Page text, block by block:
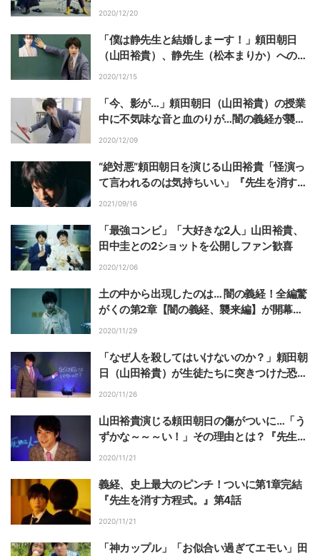
い！」の声
2020/12/20
「僕は静先生と結婚しまーす！」頼田朝日
（山田裕貴）、静先生（松本まりか）への思
いが爆発！？『先生を消す方程式。』フライ
2020/12/15
「今、影が…」頼田朝日（山田裕貴）の授業
中に不気味な音と血のりが…闇の義経が襲い
に？『先生を消す方程式。』フライングドラ
2020/12/09
“絶対悪”頼田朝日を演じる山田裕貴「怪演っ
て言われるのは気持ちいい」『先生を消す方
程式。』インタビュー
2021/09/16
「最強コンビ」「大好きな2人」山田裕貴、
田中圭との2ショットを公開しファン歓喜
2020/12/06
土の中から出現したのは… 闇の義経！全編驚
がくの第2章【闇の義経、襲来編】が開幕
『先生を消す方程式。』
2020/11/29
「なぜ人を殺してはいけないのか？」頼田朝
日（山田裕貴）が生徒たちに突きつけた恐怖
の授業に視聴者戦慄…『先生を消す方程
2020/11/26
山田裕貴演じる頼田朝日の傷がついに…「う
ずかな～～～い！」その理由とは？『先生を
消す方程式。』フライングドラマ
2020/11/21
義経、史上最大のピンチ！ついに第1章完結
『先生を消す方程式。』第4話
2020/11/21
「神カップル」「お似合い過ぎてエモい」田